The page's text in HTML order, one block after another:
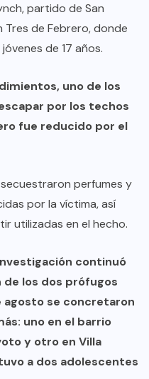
partido de San
Tres de Febrero, donde
de 17 años.
uno de los
por los techos
fue reducido por el
perfumes y
por la víctima, así
utilizadas en el hecho.
continuó
los dos prófugos
agosto se concretaron
uno en el barrio
y otro en Villa
a dos adolescentes